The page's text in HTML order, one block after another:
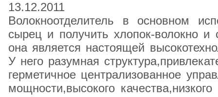
13.12.2011
Волокноотделитель в основном
сырец и получить хлопок-волокно
она является настоящей
У него разумная
герметичное централизованное
мощности,высокого